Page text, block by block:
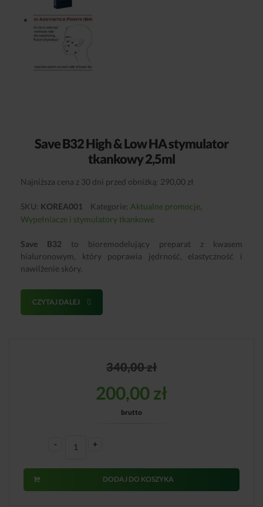
Save B32 High & Low HA stymulator
tkankowy 2,5ml
Najniższa cena z 30 dni przed obniżką: 290,00 zł
SKU: KOREA001 Kategorie: Aktualne promocje
Wypełniacze i stymulatory tkankowe
Save B32 to bioremodelujący preparat z kwasem
hialuronowym, który poprawia jędrność, elastyczność i
nawilżenie skóry.
CZYTAJ DALEJ
340,00zł
200,00zł
brutto
- +
DODAJ DO KOSZYKA